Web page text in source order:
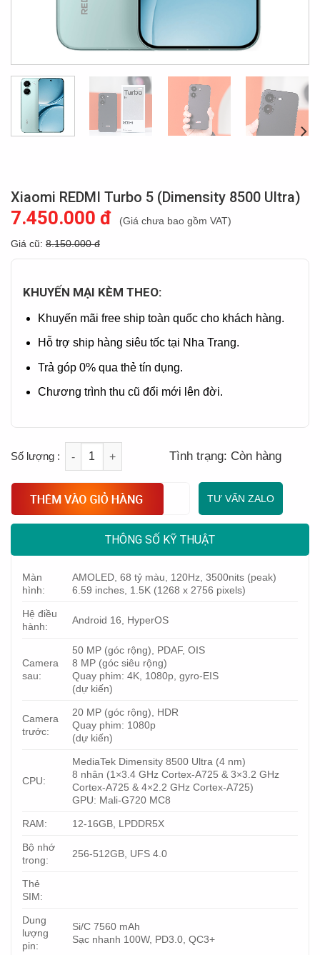
Xiaomi REDMI Turbo 5 (Dimensity 8500 Ultra)
7.450.000 đ
(Giá chưa bao gồm VAT)
Giá cũ: 8.150.000 đ
KHUYẾN MẠI KÈM THEO:
Khuyến mãi free ship toàn quốc cho khách hàng.
Hỗ trợ ship hàng siêu tốc tại Nha Trang.
Trả góp 0% qua thẻ tín dụng.
Chương trình thu cũ đổi mới lên đời.
Quantity
Tình trạng: Còn hàng
TƯ VẤN ZALO
THÔNG SỐ KỸ THUẬT
Màn
hình:
AMOLED, 68 tỷ màu, 120Hz, 3500nits (peak)
6.59 inches, 1.5K (1268 x 2756 pixels)
Hệ điều
hành:
Android 16, HyperOS
Camera
sau:
50 MP (góc rộng), PDAF, OIS
8 MP (góc siêu rộng)
Quay phim: 4K, 1080p, gyro-EIS
(dự kiến)
Camera
trước:
20 MP (góc rộng), HDR
Quay phim: 1080p
(dự kiến)
CPU:
MediaTek Dimensity 8500 Ultra (4 nm)
8 nhân (1×3.4 GHz Cortex-A725 & 3×3.2 GHz
Cortex-A725 & 4×2.2 GHz Cortex-A725)
GPU: Mali-G720 MC8
RAM: 12-16GB, LPDDR5X
Bộ nhớ
trong:
256-512GB, UFS 4.0
Thẻ
SIM:
Dung
lượng
pin:
Si/C 7560 mAh
Sạc nhanh 100W, PD3.0, QC3+